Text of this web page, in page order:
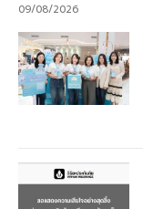
09/08/2026